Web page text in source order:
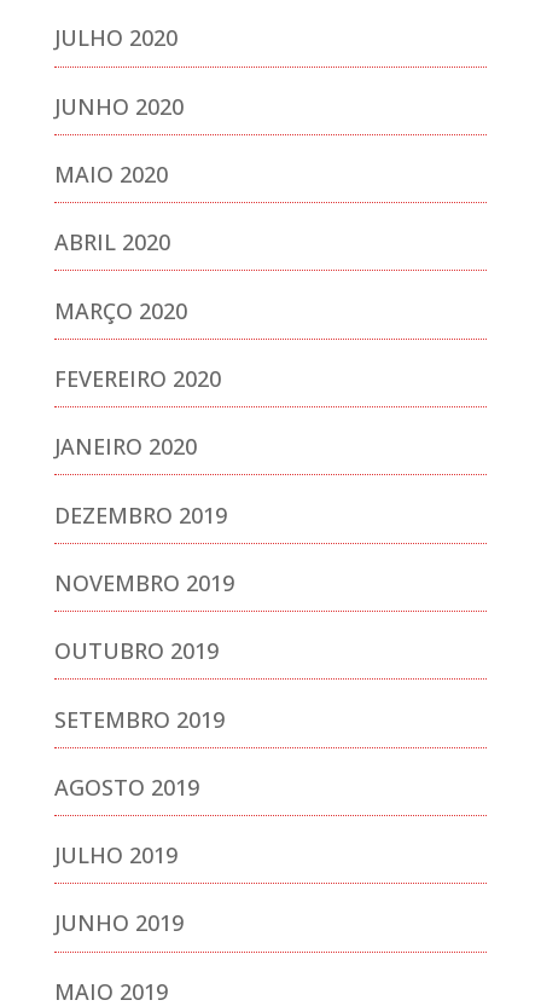
JULHO 2020
JUNHO 2020
MAIO 2020
ABRIL 2020
MARÇO 2020
FEVEREIRO 2020
JANEIRO 2020
DEZEMBRO 2019
NOVEMBRO 2019
OUTUBRO 2019
SETEMBRO 2019
AGOSTO 2019
JULHO 2019
JUNHO 2019
MAIO 2019